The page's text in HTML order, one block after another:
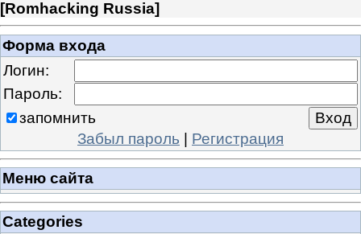
[Romhacking Russia]
Форма входа
Логин:
Пароль:
запомнить
Забыл пароль | Регистрация
Меню сайта
Categories